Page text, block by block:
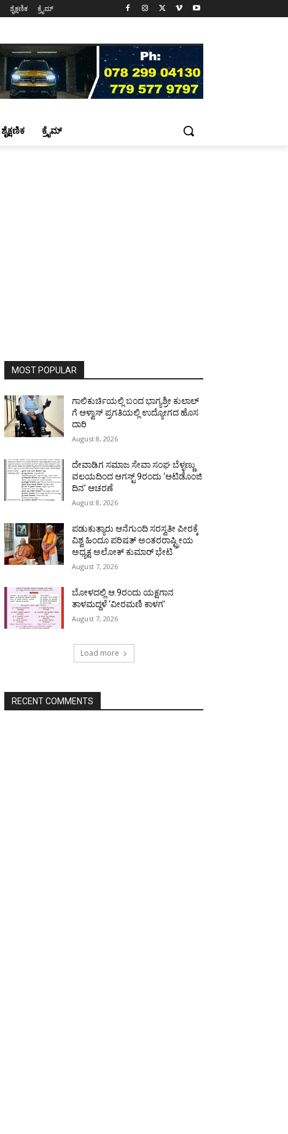
ಶೈಕ್ಷಣಿಕ ಕ್ರೈಮ್
ಶೈಕ್ಷಣಿಕ ಕ್ರೈಮ್
MOST POPULAR
ಗಾಲಿಕುರ್ಚಿಯಲ್ಲಿ ಬಂದ ಭಾಗ್ಯಶ್ರೀ ಕುಲಾಲ್
ಗೆ ಆಳ್ವಾಸ್ ಪ್ರಗತಿಯಲ್ಲಿ ಉದ್ಯೋಗದ ಹೊಸ
ದಾರಿ
August 8, 2026
ದೇವಾಡಿಗ ಸಮಾಜ ಸೇವಾ ಸಂಘ ಬೆಳ್ಳಣ್ಣು
ವಲಯದಿಂದ ಆಗಸ್ಟ್ 9ರಂದು ‘ಆಟಿಡೊಂಜಿ
ದಿನ’ ಆಚರಣೆ
August 8, 2026
ಪಡುಕುತ್ಯಾರು ಆನೆಗುಂದಿ ಸರಸ್ವತೀ ಪೀಠಕ್ಕೆ
ವಿಶ್ವ ಹಿಂದೂ ಪರಿಷತ್ ಅಂತರರಾಷ್ಟ್ರೀಯ
ಅಧ್ಯಕ್ಷ ಅಲೋಕ್ ಕುಮಾರ್ ಭೇಟಿ
August 7, 2026
ಬೋಳದಲ್ಲಿ ಆ.9ರಂದು ಯಕ್ಷಗಾನ
ತಾಳಮದ್ದಳೆ ‘ವೀರಮಣಿ ಕಾಳಗ’
August 7, 2026
Load more
RECENT COMMENTS